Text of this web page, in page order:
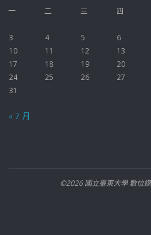
一
二 三 四
3
4 5 6
10
11 12 13
17
18 19 20
24
25 26 27
31
« 7 月
©2026 國立臺東大學 數位